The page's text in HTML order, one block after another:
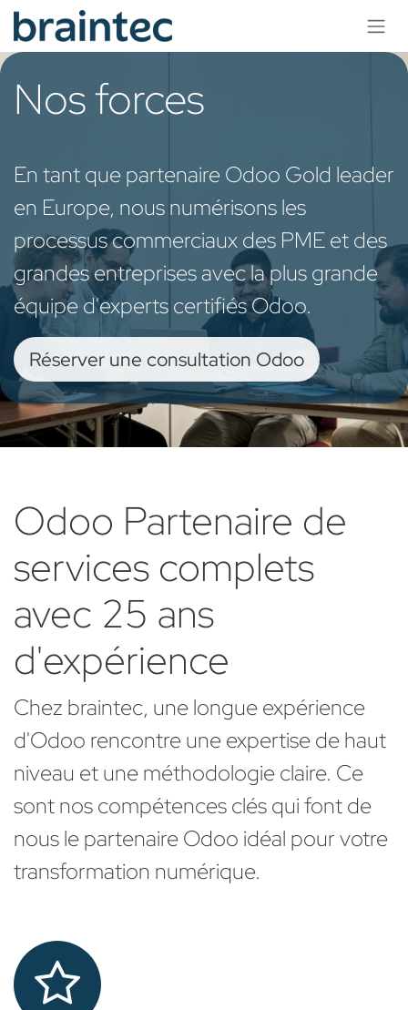
Se rendre au contenu
Nos forces
En tant que partenaire Odoo Gold leader
en Europe, nous numérisons les
processus commerciaux des PME et des
grandes entreprises avec la plus grande
équipe d'experts certifiés Odoo.
Réserver une consultation Odoo
Odoo Partenaire de
services complets
avec 25 ans
d'expérience
Chez braintec, une longue expérience
d'Odoo rencontre une expertise de haut
niveau et une méthodologie claire. Ce
sont nos compétences clés qui font de
nous le partenaire Odoo idéal pour votre
transformation numérique.